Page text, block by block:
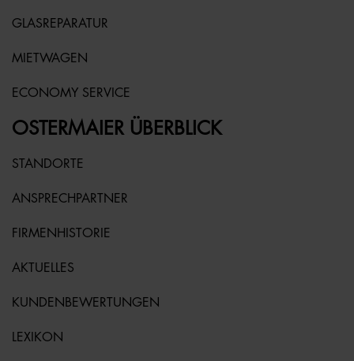
GLASREPARATUR
MIETWAGEN
ECONOMY SERVICE
OSTERMAIER ÜBERBLICK
STANDORTE
ANSPRECHPARTNER
FIRMENHISTORIE
AKTUELLES
KUNDENBEWERTUNGEN
LEXIKON